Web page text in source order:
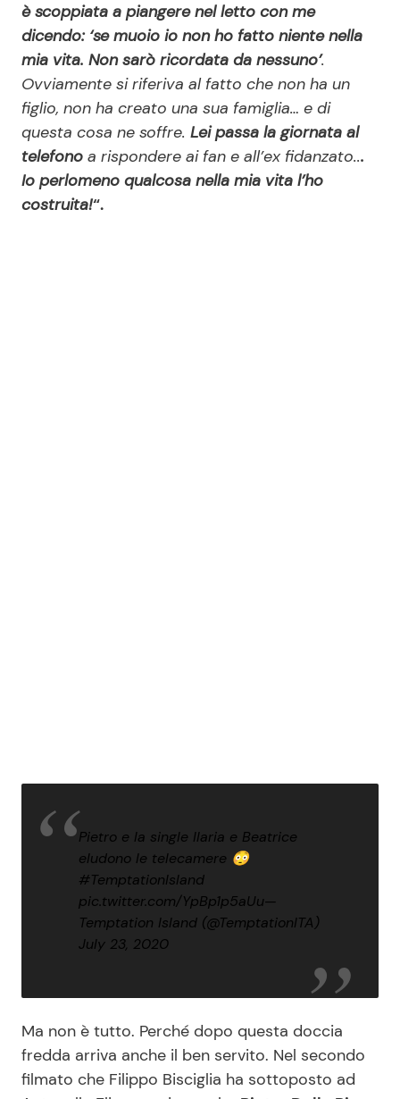
è scoppiata a piangere nel letto con me
dicendo: ‘se muoio io non ho fatto niente nella
mia vita. Non sarò ricordata da nessuno’.
Ovviamente si riferiva al fatto che non ha un
figlio, non ha creato una sua famiglia… e di
questa cosa ne soffre. Lei passa la giornata al
telefono a rispondere ai fan e all’ex fidanzato...
Io perlomeno qualcosa nella mia vita l’ho
costruita!“.
Pietro e la single Ilaria e Beatrice
eludono le telecamere 😳
#TemptationIsland
pic.twitter.com/YpBp1p5aUu—
Temptation Island (@TemptationITA)
July 23, 2020
Ma non è tutto. Perché dopo questa doccia
fredda arriva anche il ben servito. Nel secondo
filmato che Filippo Bisciglia ha sottoposto ad